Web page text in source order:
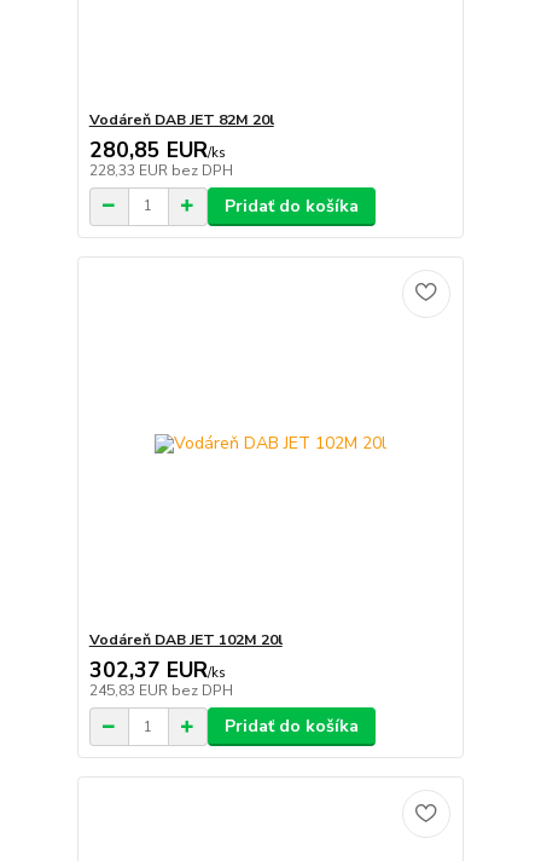
Vodáreň DAB JET 82M 20l
280,85 EUR/ks
228,33 EUR bez DPH
Pridať do košíka
Vodáreň DAB JET 102M 20l
302,37 EUR/ks
245,83 EUR bez DPH
Pridať do košíka